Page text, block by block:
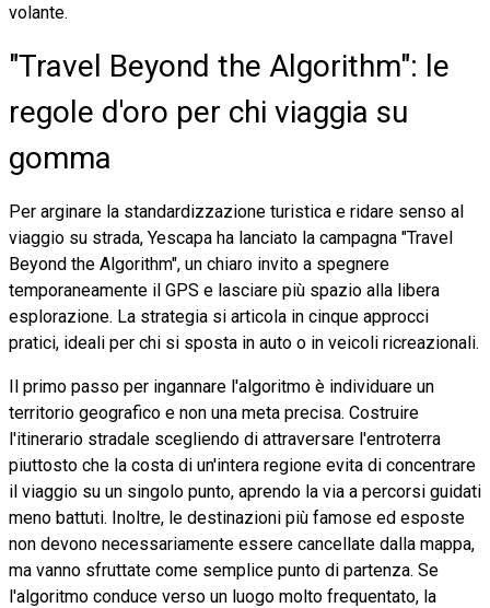
volante.
"Travel Beyond the Algorithm": le
regole d'oro per chi viaggia su
gomma
Per arginare la standardizzazione turistica e ridare senso al
viaggio su strada, Yescapa ha lanciato la campagna "Travel
Beyond the Algorithm", un chiaro invito a spegnere
temporaneamente il GPS e lasciare più spazio alla libera
esplorazione. La strategia si articola in cinque approcci
pratici, ideali per chi si sposta in auto o in veicoli ricreazionali.
Il primo passo per ingannare l'algoritmo è individuare un
territorio geografico e non una meta precisa. Costruire
l'itinerario stradale scegliendo di attraversare l'entroterra
piuttosto che la costa di un'intera regione evita di concentrare
il viaggio su un singolo punto, aprendo la via a percorsi guidati
meno battuti. Inoltre, le destinazioni più famose ed esposte
non devono necessariamente essere cancellate dalla mappa,
ma vanno sfruttate come semplice punto di partenza. Se
l'algoritmo conduce verso un luogo molto frequentato, la